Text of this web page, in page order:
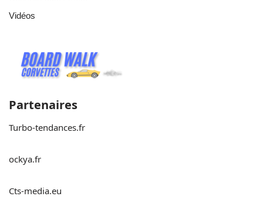
Vidéos
Partenaires
Turbo-tendances.fr
ockya.fr
Cts-media.eu